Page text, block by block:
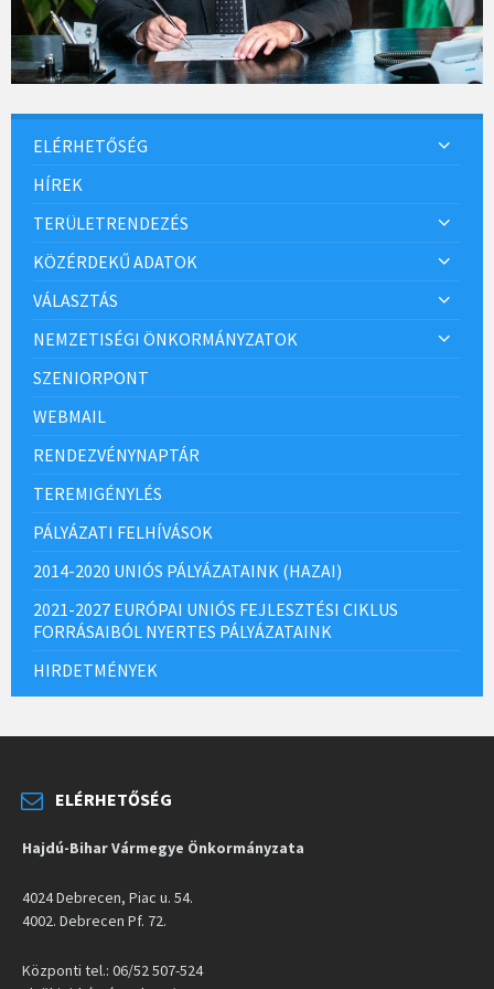
ELÉRHETŐSÉG
HÍREK
TERÜLETRENDEZÉS
KÖZÉRDEKŰ ADATOK
VÁLASZTÁS
NEMZETISÉGI ÖNKORMÁNYZATOK
SZENIORPONT
WEBMAIL
RENDEZVÉNYNAPTÁR
TEREMIGÉNYLÉS
PÁLYÁZATI FELHÍVÁSOK
2014-2020 UNIÓS PÁLYÁZATAINK (HAZAI)
2021-2027 EURÓPAI UNIÓS FEJLESZTÉSI CIKLUS
FORRÁSAIBÓL NYERTES PÁLYÁZATAINK
HIRDETMÉNYEK
ELÉRHETŐSÉG
Hajdú-Bihar Vármegye Önkormányzata
4024 Debrecen, Piac u. 54.
4002. Debrecen Pf. 72.
Központi tel.: 06/52 507-524